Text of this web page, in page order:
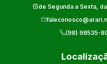
de Segunda a Sexta,
(98) 98535-